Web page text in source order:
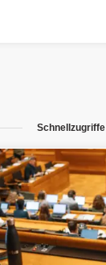
Schnellzugriffe